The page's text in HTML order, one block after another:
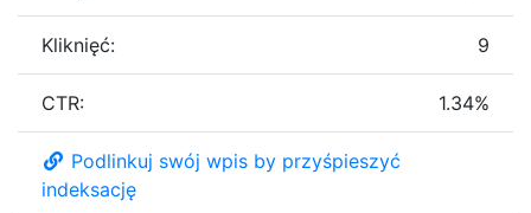
Kliknięć: 9
CTR: 1.34%
Podlinkuj swój wpis by przyśpieszyć
indeksację